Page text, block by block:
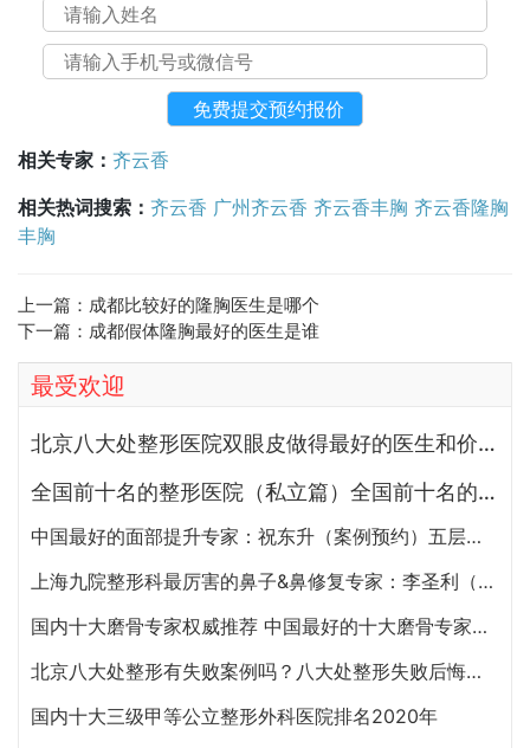
相关专家： 齐云香
相关热词搜索： 齐云香 广州齐云香 齐云香丰胸 齐云香隆胸
丰胸
上一篇： 成都比较好的隆胸医生是哪个
下一篇： 成都假体隆胸最好的医生是谁
最受欢迎
北京八大处整形医院双眼皮做得最好的医生和价格大全
全国前十名的整形医院（私立篇）全国前十名的私立整形医院排名大全
中国最好的面部提升专家：祝东升（案例预约）五层面部提升怎么样？
上海九院整形科最厉害的鼻子&鼻修复专家：李圣利（简介、案例、预约）
国内十大磨骨专家权威推荐 中国最好的十大磨骨专家排名
北京八大处整形有失败案例吗？八大处整形失败后悔怎么办？怎么投诉？
国内十大三级甲等公立整形外科医院排名2020年